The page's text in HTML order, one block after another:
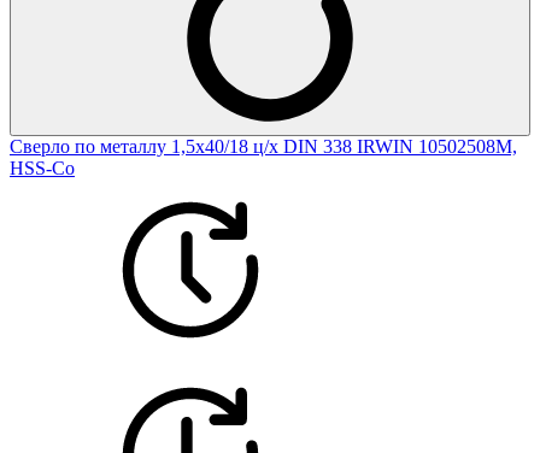
Сверло по металлу 1,5х40/18 ц/х DIN 338 IRWIN 10502508M,
HSS-Co